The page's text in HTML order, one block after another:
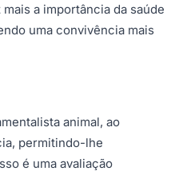
a importância da saúde
uma convivência mais
animal, ao
permitindo-lhe
é uma avaliação